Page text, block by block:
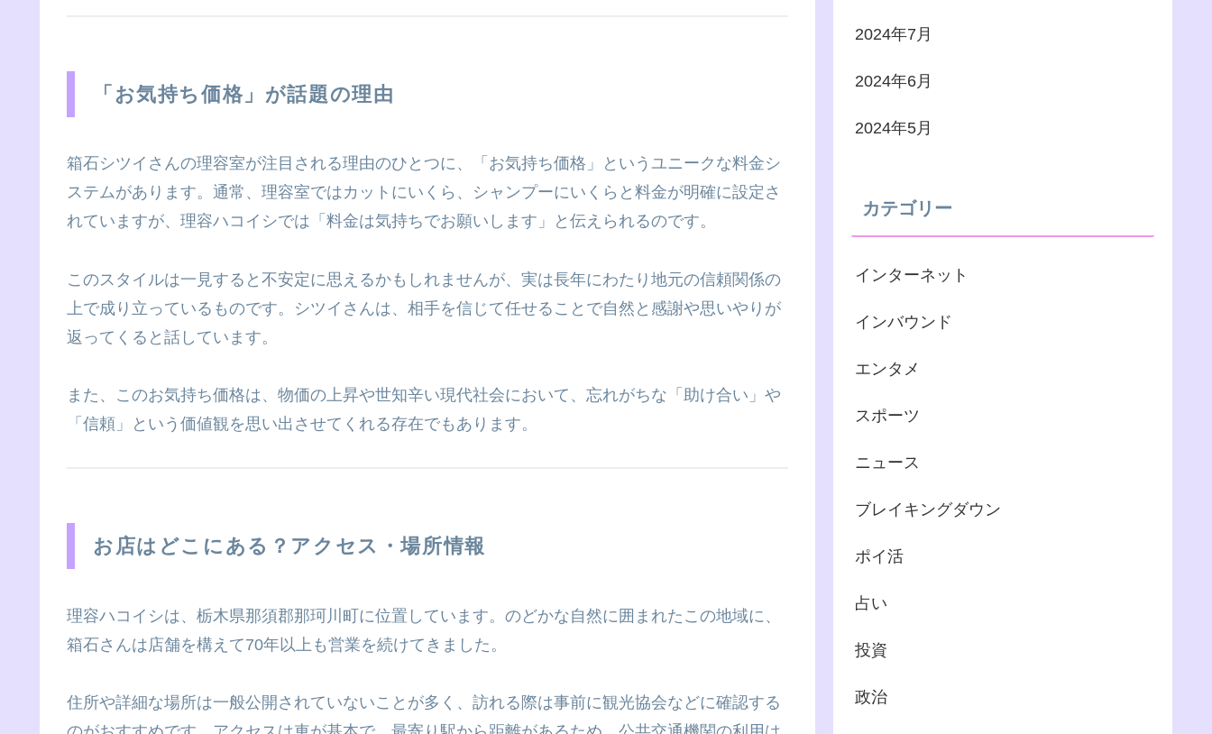
「お気持ち価格」が話題の理由
箱石シツイさんの理容室が注目される理由のひとつに、「お気持ち価格」というユニークな料金シ
ステムがあります。通常、理容室ではカットにいくら、シャンプーにいくらと料金が明確に設定さ
れていますが、理容ハコイシでは「料金は気持ちでお願いします」と伝えられるのです。
このスタイルは一見すると不安定に思えるかもしれませんが、実は長年にわたり地元の信頼関係の
上で成り立っているものです。シツイさんは、相手を信じて任せることで自然と感謝や思いやりが
返ってくると話しています。
また、このお気持ち価格は、物価の上昇や世知辛い現代社会において、忘れがちな「助け合い」や
「信頼」という価値観を思い出させてくれる存在でもあります。
お店はどこにある？アクセス・場所情報
理容ハコイシは、栃木県那須郡那珂川町に位置しています。のどかな自然に囲まれたこの地域に、
箱石さんは店舗を構えて70年以上も営業を続けてきました。
住所や詳細な場所は一般公開されていないことが多く、訪れる際は事前に観光協会などに確認する
2024年7月
2024年6月
2024年5月
カテゴリー
インターネット
インバウンド
エンタメ
スポーツ
ニュース
ブレイキングダウン
ポイ活
占い
投資
政治